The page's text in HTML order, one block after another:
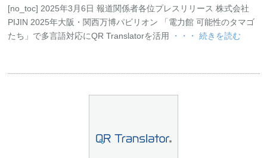
[no_toc] 2025年3月6日 報道関係者各位プレスリリース 株式会社
PIJIN 2025年大阪・関西万博パビリオン 「電力館 可能性のタマゴ
たち」で多言語対応にQR Translatorを活用
・・・ 続きを読む